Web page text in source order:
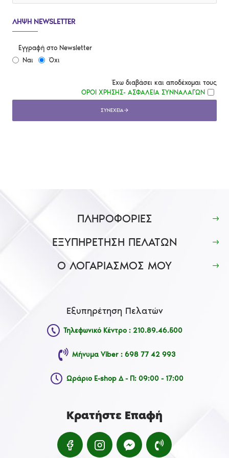
ΛΉΨΗ NEWSLETTER
Εγγραφή στο Newsletter
Ναι
Όχι
Έχω διαβάσει και αποδέχομαι τους
ΟΡΟΙ ΧΡΗΣΗΣ- AΣΦΑΛΕΙΑ ΣΥΝΝΑΛΑΓΩΝ
ΣΥΝΈΧΕΙΑ
ΠΛΗΡΟΦΟΡΙΕΣ
ΕΞΥΠΗΡΕΤΗΣΗ ΠΕΛΑΤΩΝ
Ο ΛΟΓΑΡΙΑΣΜΟΣ ΜΟΥ
Εξυπηρέτηση Πελατών
Τηλεφωνικό Κέντρο : 210.89.46.500
Μήνυμα Viber : 698 77 42 993
Ωράριο E-shop Δ - Π: 09:00 - 17:00
Κρατήστε Επαφή